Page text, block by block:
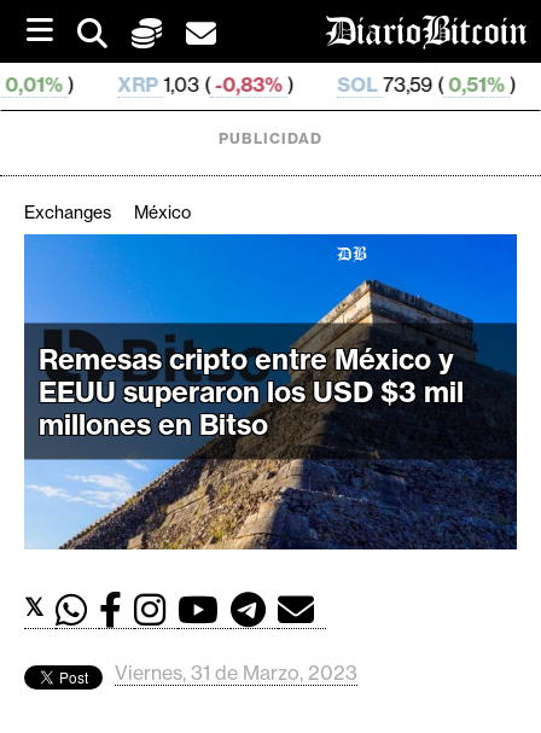
i
p
t
o
XRP1,03 ( -0,83%) SOL73,59 ( 0,51%) TRX
i
p
t
o
M
e
r
c
d
o
s
PUBLICIDAD
Exchanges México
Remesas cripto entre México y
EEUU superaron los USD $3 mil
millones en Bitso
𝕏
Viernes, 31 de Marzo, 2023